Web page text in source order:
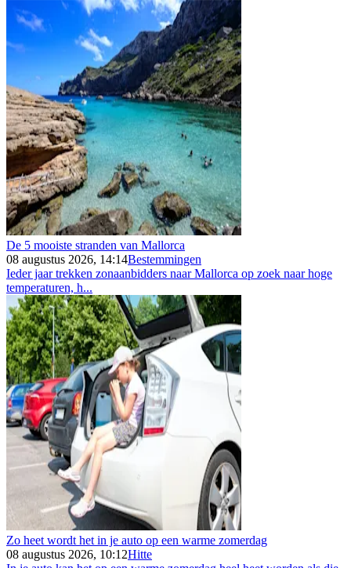
De 5 mooiste stranden van Mallorca
08 augustus 2026, 14:14Bestemmingen
Ieder jaar trekken zonaanbidders naar Mallorca op zoek naar hoge
temperaturen, h...
Zo heet wordt het in je auto op een warme zomerdag
08 augustus 2026, 10:12Hitte